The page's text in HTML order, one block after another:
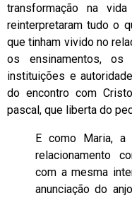
transformação na
reinterpretaram tudo o
que tinham vivido no
os ensinamentos,
instituições e
do encontro com
pascal, que liberta do
E como Maria,
relacionamento
com a mesma
anunciação do